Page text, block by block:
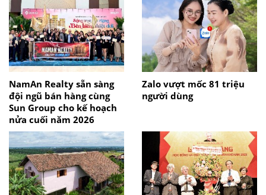
NamAn Realty sẵn sàng
đội ngũ bán hàng cùng
Sun Group cho kế hoạch
nửa cuối năm 2026
Zalo vượt mốc 81 triệu
người dùng